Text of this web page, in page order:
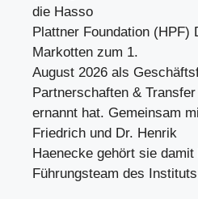
die Hasso
Plattner Foundation (HPF)
Markotten zum 1.
August 2026 als
Partnerschaften &
ernannt hat. Gemeinsam
Friedrich und Dr. Henrik
Haenecke gehört sie
Führungsteam des